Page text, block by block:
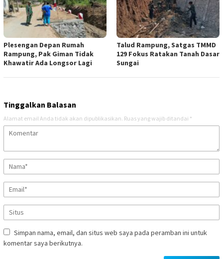
Plesengan Depan Rumah
Rampung, Pak Giman Tidak
Khawatir Ada Longsor Lagi
Talud Rampung, Satgas TMMD
129 Fokus Ratakan Tanah Dasar
Sungai
Tinggalkan Balasan
Alamat email Anda tidak akan dipublikasikan. Ruas yang wajib ditandai *
Simpan nama, email, dan situs web saya pada peramban ini untuk
komentar saya berikutnya.